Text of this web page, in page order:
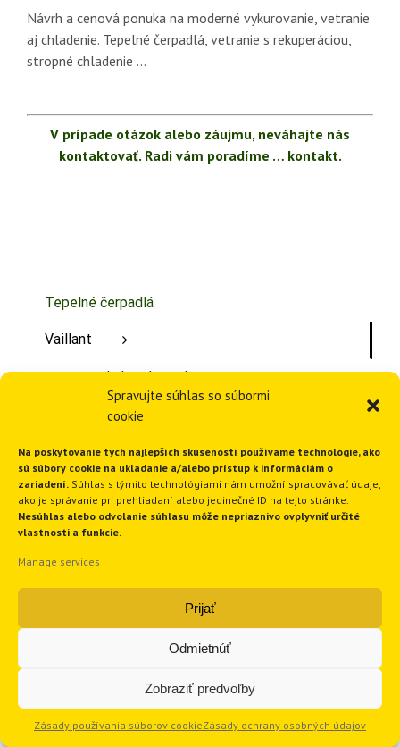
Spravujte súhlas so súbormi
cookie
Na poskytovanie tých najlepších skúseností používame technológie, ako
sú súbory cookie na ukladanie a/alebo prístup k informáciám o
zariadení. Súhlas s týmito technológiami nám umožní spracovávať údaje,
ako je správanie pri prehliadaní alebo jedinečné ID na tejto stránke.
Nesúhlas alebo odvolanie súhlasu môže nepriaznivo ovplyvniť určité
vlastnosti a funkcie.
Manage services
Prijať
Odmietnúť
Zobraziť predvoľby
Zásady používania súborov cookieZásady ochrany osobných údajov
Návrh a cenová ponuka na moderné vykurovanie, vetranie
aj chladenie. Tepelné čerpadlá, vetranie s rekuperáciou,
stropné chladenie …
V prípade otázok alebo záujmu, neváhajte nás
kontaktovať. Radi vám poradíme … kontakt.
Tepelné čerpadlá
Vaillant
zem-voda | voda-voda
vzduch-voda
na ohrev TUV
Nibe
IVT – tepelné čerpadlá
Dražice ARGO
Tepelné čerpadlo zem voda
Tepelné čerpadlo vzduch-voda
Inštalácia tepelného čerpadla